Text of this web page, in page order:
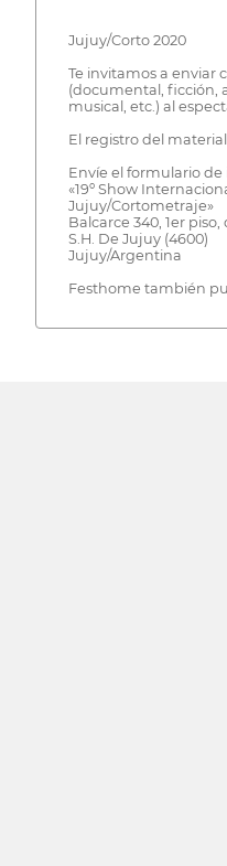
Jujuy/Corto 2020
Te invitamos a enviar
(documental, ficción,
musical, etc.) al
El registro del
Envíe el formulario de
«19º Show
Jujuy/Cortometraje»
Balcarce 340, 1er piso,
S.H. De Jujuy (4600)
Jujuy/Argentina
Festhome también